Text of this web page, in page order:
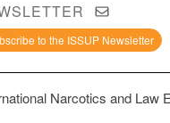
to the ISSUP Newsletter
Narcotics and